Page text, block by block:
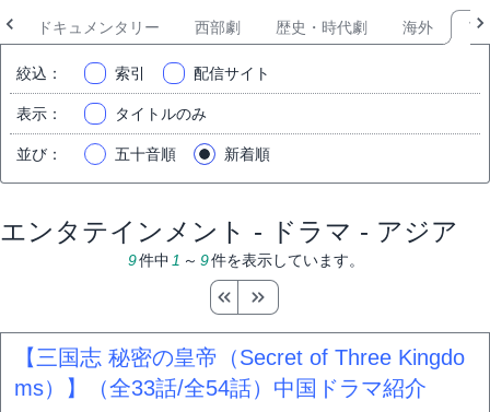
ドキュメンタリー 西部劇 歴史・時代劇 海外 ア
絞込 ： 索引 配信サイト
表示 ： タイトルのみ
並び ： 五十音順 新着順
エンタテインメント - ドラマ - アジア
9件中 1 ～ 9件を表示しています。
【三国志 秘密の皇帝（Secret of Three Kingdo
ms）】（全33話/全54話）中国ドラマ紹介